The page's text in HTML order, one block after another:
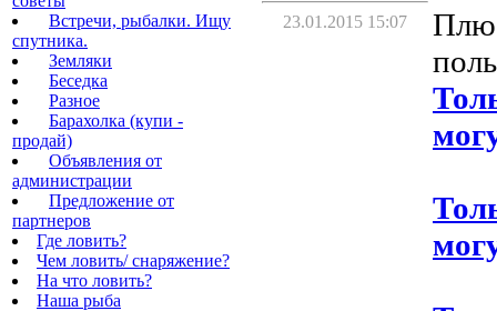
Встречи, рыбалки. Ищу
спутника.
Земляки
Беседка
Разное
Барахолка (купи -
продай)
Объявления от
администрации
Предложение от
партнеров
Где ловить?
Чем ловить/ снаряжение?
На что ловить?
Наша рыба
23.01.2015 15:07